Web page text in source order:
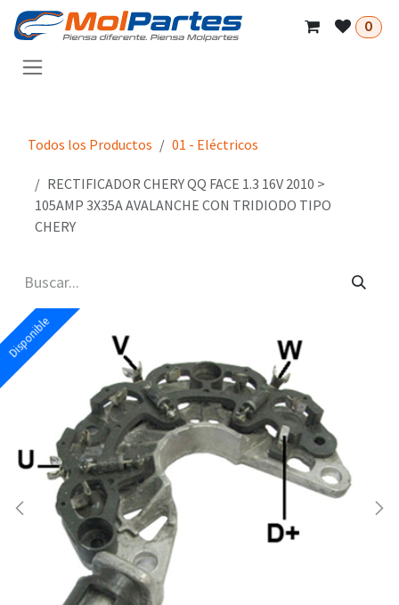
Ir al contenido
0
Todos los Productos 01 - Eléctricos
RECTIFICADOR CHERY QQ FACE 1.3 16V 2010 >
105AMP 3X35A AVALANCHE CON TRIDIODO TIPO
CHERY
Disponible
Disponible